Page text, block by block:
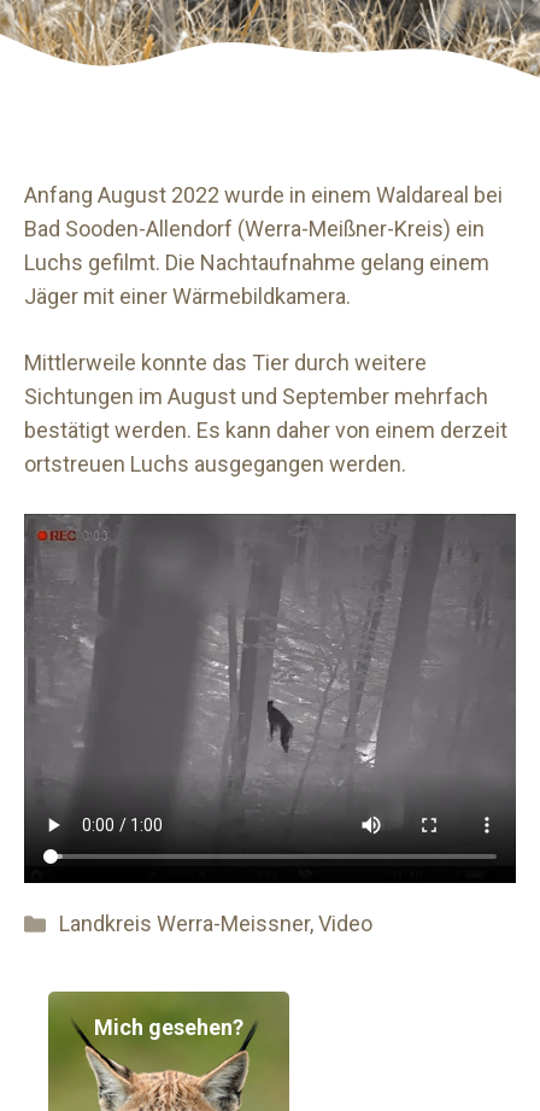
Anfang August 2022 wurde in einem Waldareal bei
Bad Sooden-Allendorf (Werra-Meißner-Kreis) ein
Luchs gefilmt. Die Nachtaufnahme gelang einem
Jäger mit einer Wärmebildkamera.
Mittlerweile konnte das Tier durch weitere
Sichtungen im August und September mehrfach
bestätigt werden. Es kann daher von einem derzeit
ortstreuen Luchs ausgegangen werden.
Kategorien
Landkreis Werra-Meissner,Video
Mich gesehen?